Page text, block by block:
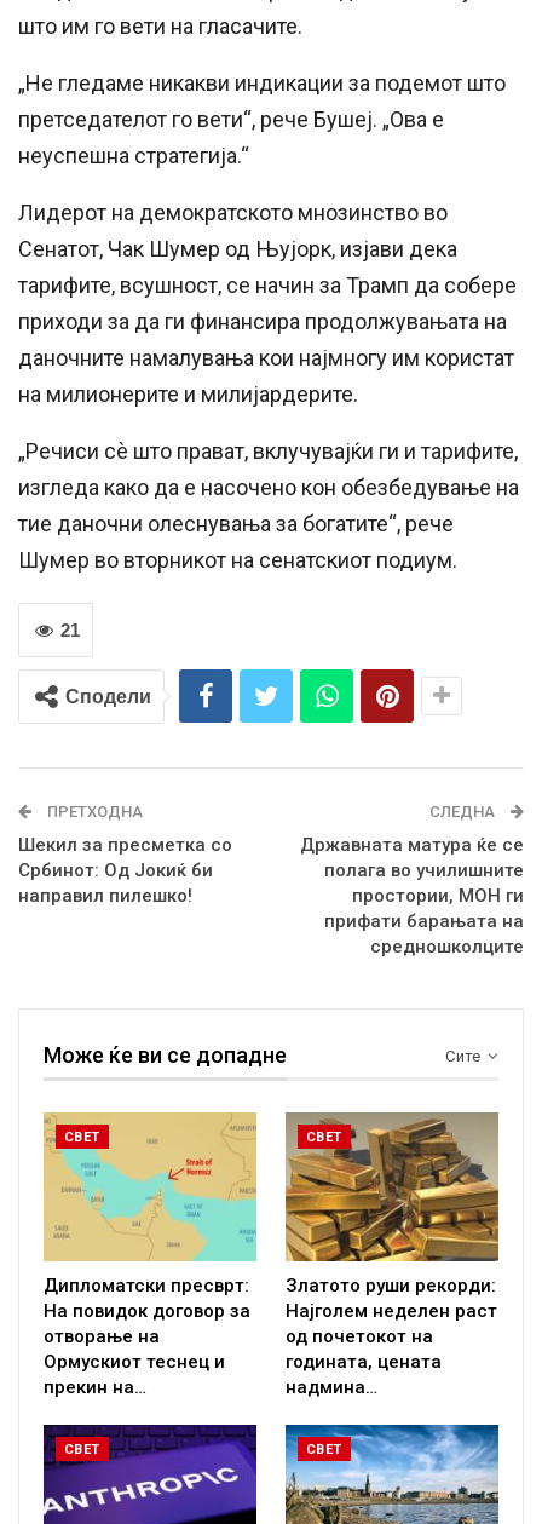
што им го вети на гласачите.
„Не гледаме никакви индикации за подемот што
претседателот го вети“, рече Бушеј. „Ова е
неуспешна стратегија.“
Лидерот на демократското мнозинство во
Сенатот, Чак Шумер од Њујорк, изјави дека
тарифите, всушност, се начин за Трамп да собере
приходи за да ги финансира продолжувањата на
даночните намалувања кои најмногу им користат
на милионерите и милијардерите.
„Речиси сè што прават, вклучувајќи ги и тарифите,
изгледа како да е насочено кон обезбедување на
тие даночни олеснувања за богатите“, рече
Шумер во вторникот на сенатскиот подиум.
21
Сподели
ПРЕТХОДНА
Шекил за пресметка со
Србинот: Од Јокиќ би
направил пилешко!
СЛЕДНА
Државната матура ќе се
полага во училишните
простории, МОН ги
прифати барањата на
средношколците
Сите
Може ќе ви се допадне
СВЕТ
Дипломатски пресврт:
На повидок договор за
отворање на
Ормускиот теснец и
прекин на…
СВЕТ
Златото руши рекорди:
Најголем неделен раст
од почетокот на
годината, цената
надмина…
СВЕТ СВЕТ